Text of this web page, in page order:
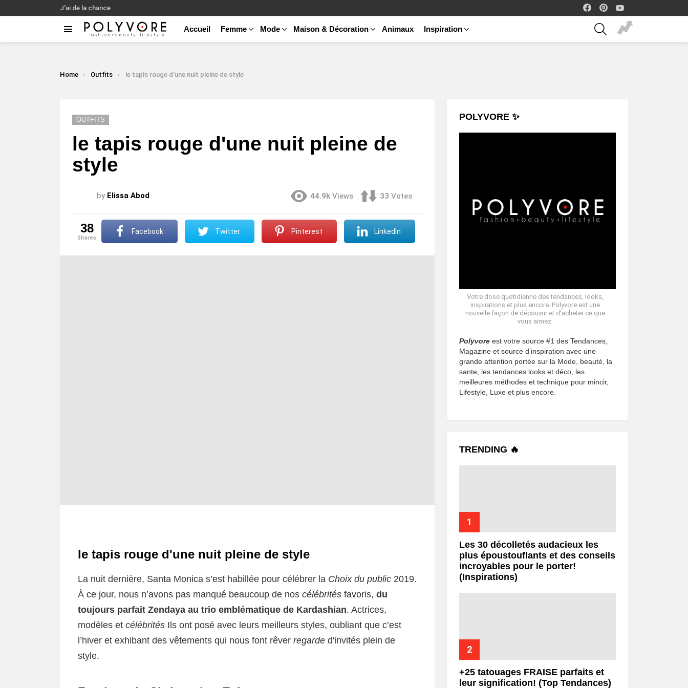
J’ai de la chance
facebook
Accueil Femme Mode Maison & Décoration Animaux Inspiration
SEARCH
You are here:
Home Outfits le tapis rouge d'une nuit pleine de style
OUTFITS
le tapis rouge d'une nuit pleine de
style
by Elissa Abod 44.9k Views 33 Votes
38
shares
Facebook Twitter Pinterest LinkedIn
le tapis rouge d'une nuit pleine de style
La nuit dernière, Santa Monica s’est habillée pour célébrer la Choix du public 2019.
À ce jour, nous n’avons pas manqué beaucoup de nos célébrités favoris, du
toujours parfait Zendaya au trio emblématique de Kardashian. Actrices,
modèles et célébrités Ils ont posé avec leurs meilleurs styles, oubliant que c’est
l’hiver et exhibant des vêtements qui nous font rêver regarde d'invités plein de
style.
POLYVORE ✨
Votre dose quotidienne des tendances, looks,
inspirations et plus encore. Polyvore est une
nouvelle façon de découvrir et d’acheter ce que
vous aimez.
Polyvore est votre source #1 des Tendances,
Magazine et source d’inspiration avec une
grande attention portée sur la Mode, beauté, la
sante, les tendances looks et déco, les
meilleures méthodes et technique pour mincir,
Lifestyle, Luxe et plus encore.
TRENDING 🔥
Les 30 décolletés audacieux les
plus époustouflants et des conseils
incroyables pour le porter!
(Inspirations)
+25 tatouages ​​FRAISE parfaits et
leur signification! (Top Tendances)